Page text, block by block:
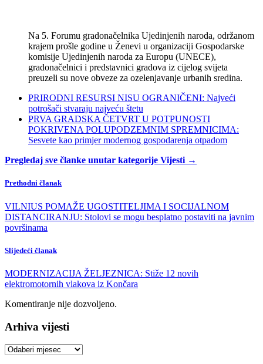
Na 5. Forumu gradonačelnika Ujedinjenih naroda, održanom
krajem prošle godine u Ženevi u organizaciji Gospodarske
komisije Ujedinjenih naroda za Europu (UNECE),
gradonačelnici i predstavnici gradova iz cijelog svijeta
preuzeli su nove obveze za ozelenjavanje urbanih sredina.
PRIRODNI RESURSI NISU OGRANIČENI: Najveći
potrošači stvaraju najveću štetu
PRVA GRADSKA ČETVRT U POTPUNOSTI
POKRIVENA POLUPODZEMNIM SPREMNICIMA:
Sesvete kao primjer modernog gospodarenja otpadom
Pregledaj sve članke unutar kategorije Vijesti →
Prethodni članak
VILNIUS POMAŽE UGOSTITELJIMA I SOCIJALNOM
DISTANCIRANJU: Stolovi se mogu besplatno postaviti na javnim
površinama
Slijedeći članak
MODERNIZACIJA ŽELJEZNICA: Stiže 12 novih
elektromotornih vlakova iz Končara
Komentiranje nije dozvoljeno.
Arhiva vijesti
Arhiva